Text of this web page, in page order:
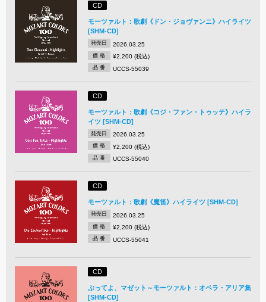
CD
モーツァルト：歌劇《ドン・ジョヴァンニ》ハイライツ
[SHM-CD]
発売日 2026.03.25
価 格 ¥2,200 (税込)
品 番 UCCS-55039
CD
モーツァルト：歌劇《コジ・ファン・トゥッテ》ハイラ
イツ [SHM-CD]
発売日 2026.03.25
価 格 ¥2,200 (税込)
品 番 UCCS-55040
CD
モーツァルト：歌劇《魔笛》ハイライツ [SHM-CD]
発売日 2026.03.25
価 格 ¥2,200 (税込)
品 番 UCCS-55041
CD
ぶってよ、マゼット～モーツァルト：オペラ・アリア集
[SHM-CD]